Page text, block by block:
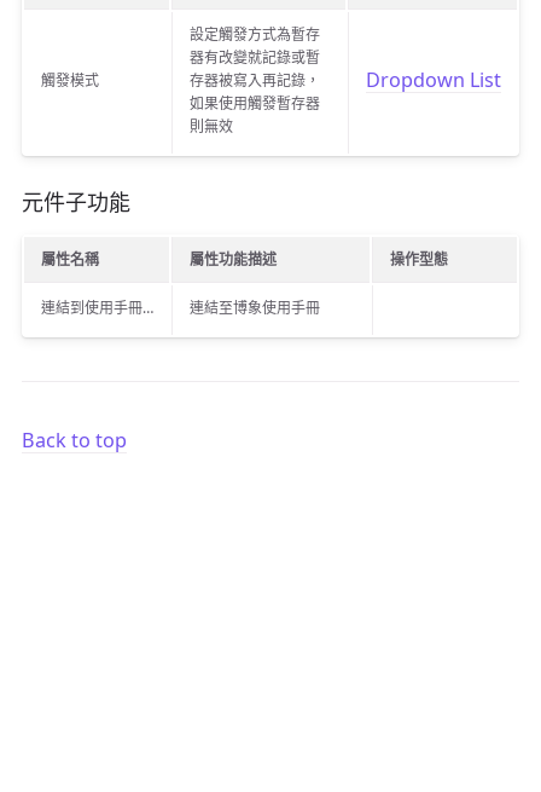
觸發模式
設定觸發方式為暫存
器有改變就記錄或暫
存器被寫入再記錄，
如果使用觸發暫存器
則無效
Dropdown List
元件子功能
屬性名稱 屬性功能描述 操作型態
連結到使用手冊… 連結至博象使用手冊
Back to top